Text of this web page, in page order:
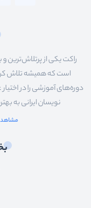
راکت یکی از پرتلاش‌ترین
است که همیشه تلاش
دوره‌های آموزشی را در
نویسان ایرانی به